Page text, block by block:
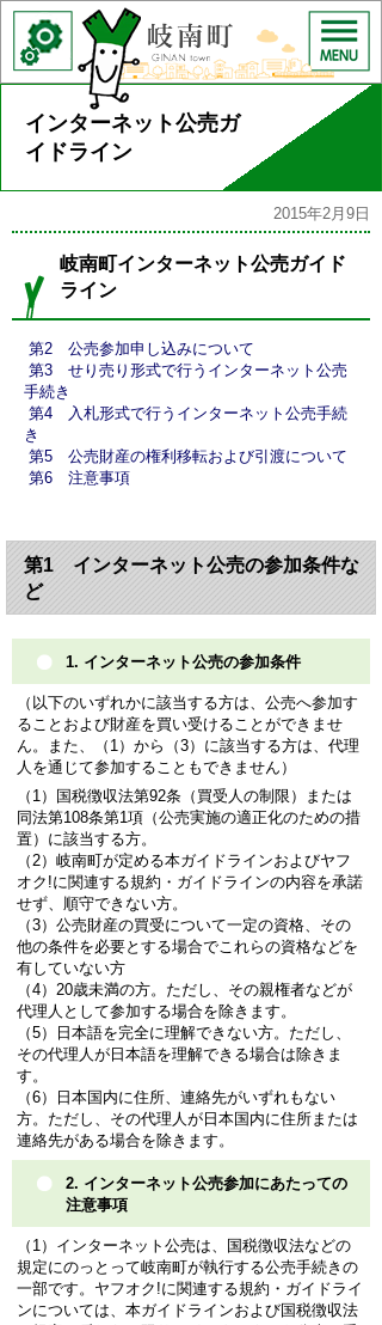
インターネット公売ガ
イドライン
2015年2月9日
岐南町インターネット公売ガイド
ライン
第2 公売参加申し込みについて
第3 せり売り形式で行うインターネット公売
手続き
第4 入札形式で行うインターネット公売手続
き
第5 公売財産の権利移転および引渡について
第6 注意事項
第1 インターネット公売の参加条件な
ど
1. インターネット公売の参加条件
（以下のいずれかに該当する方は、公売へ参加す
ることおよび財産を買い受けることができませ
ん。また、（1）から（3）に該当する方は、代理
人を通じて参加することもできません）
（1）国税徴収法第92条（買受人の制限）または
同法第108条第1項（公売実施の適正化のための措
置）に該当する方。
（2）岐南町が定める本ガイドラインおよびヤフ
オク!に関連する規約・ガイドラインの内容を承諾
せず、順守できない方。
（3）公売財産の買受について一定の資格、その
他の条件を必要とする場合でこれらの資格などを
有していない方
（4）20歳未満の方。ただし、その親権者などが
代理人として参加する場合を除きます。
（5）日本語を完全に理解できない方。ただし、
その代理人が日本語を理解できる場合は除きま
す。
（6）日本国内に住所、連絡先がいずれもない
方。ただし、その代理人が日本国内に住所または
連絡先がある場合を除きます。
2. インターネット公売参加にあたっての
注意事項
（1）インターネット公売は、国税徴収法などの
規定にのっとって岐南町が執行する公売手続きの
一部です。ヤフオク!に関連する規約・ガイドライ
ンについては、本ガイドラインおよび国税徴収法